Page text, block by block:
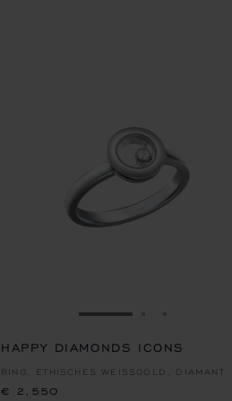
ZUR FOLIE GEHEN 1
HAPPY DIAMONDS ICONS
RING, ETHISCHES WEISSGOLD, DIAMANT
€ 2,550
€ 2,550